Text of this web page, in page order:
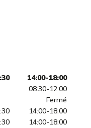
14:00-18:00
08:30-12:00
Fermé
14:00-18:00
14:00-18:00